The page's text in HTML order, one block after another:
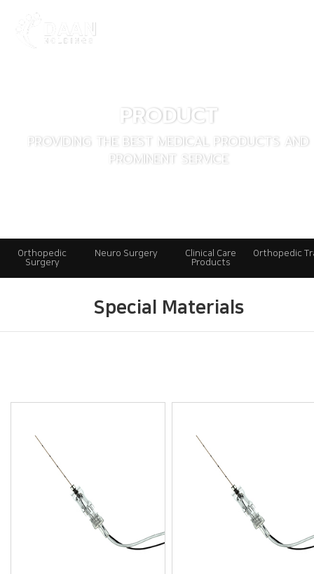
PRODUCT
PROVIDING THE BEST MEDICAL PRODUCTS AND
PROMINENT SERVICE
Orthopedic
Surgery
Neuro Surgery
Clinical Care
Products
Orthopedic
Special Materials